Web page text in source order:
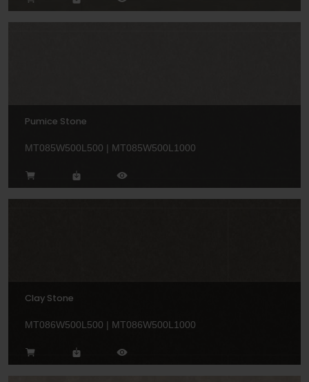
Pumice Stone
MT085W500L500 | MT085W500L1000
Clay Stone
MT086W500L500 | MT086W500L1000